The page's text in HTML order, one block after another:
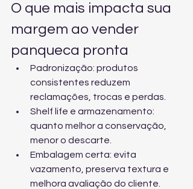
O que mais impacta sua
margem ao vender
panqueca pronta
Padronização: produtos
consistentes reduzem
reclamações, trocas e perdas.
Shelf life e armazenamento:
quanto melhor a conservação,
menor o descarte.
Embalagem certa: evita
vazamento, preserva textura e
melhora avaliação do cliente.